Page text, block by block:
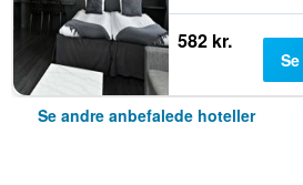
582 kr.
Se andre anbefalede hoteller